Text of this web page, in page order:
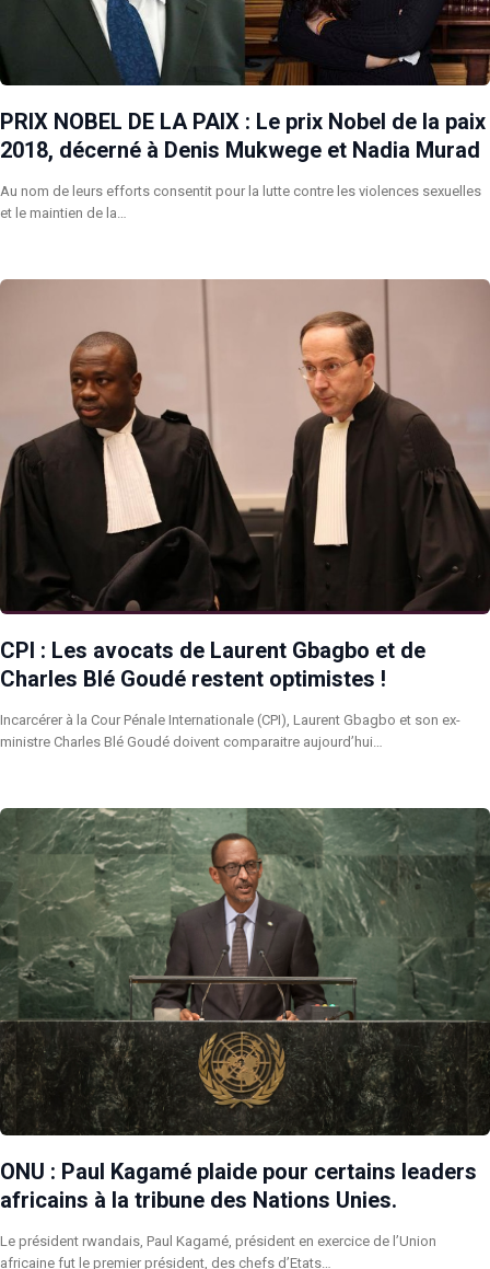
PRIX NOBEL DE LA PAIX : Le prix Nobel de la paix
2018, décerné à Denis Mukwege et Nadia Murad
Au nom de leurs efforts consentit pour la lutte contre les violences sexuelles
et le maintien de la…
CPI : Les avocats de Laurent Gbagbo et de
Charles Blé Goudé restent optimistes !
Incarcérer à la Cour Pénale Internationale (CPI), Laurent Gbagbo et son ex-
ministre Charles Blé Goudé doivent comparaitre aujourd’hui…
ONU : Paul Kagamé plaide pour certains leaders
africains à la tribune des Nations Unies.
Le président rwandais, Paul Kagamé, président en exercice de l’Union
africaine fut le premier président, des chefs d’Etats…